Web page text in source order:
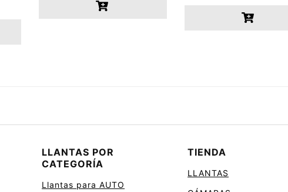
LLANTAS POR
CATEGORÍA
Llantas para AUTO
TIENDA
LLANTAS